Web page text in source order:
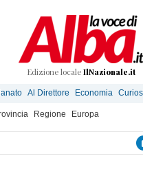
Edizione locale IlNazionale.it
Al Direttore Economia
Regione Europa